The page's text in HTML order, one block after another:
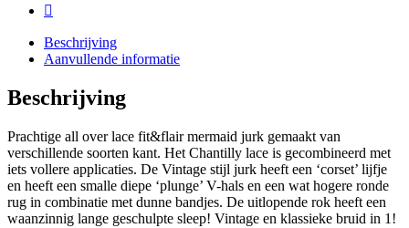
Beschrijving
Aanvullende informatie
Beschrijving
Prachtige all over lace fit&flair mermaid jurk gemaakt van
verschillende soorten kant. Het Chantilly lace is gecombineerd met
iets vollere applicaties. De Vintage stijl jurk heeft een ‘corset’ lijfje
en heeft een smalle diepe ‘plunge’ V-hals en een wat hogere ronde
rug in combinatie met dunne bandjes. De uitlopende rok heeft een
waanzinnig lange geschulpte sleep! Vintage en klassieke bruid in 1!